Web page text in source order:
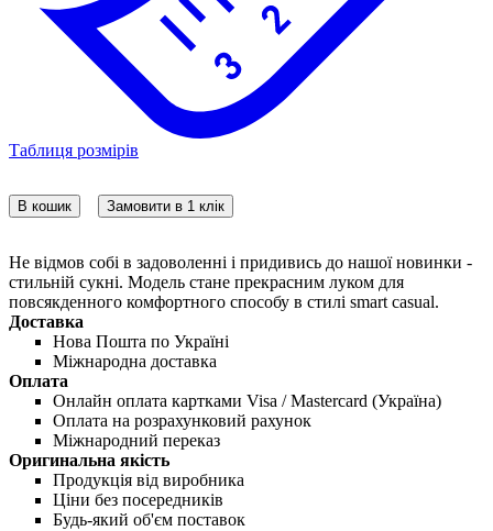
Таблиця розмірів
В кошик Замовити в 1 клік
Не відмов собі в задоволенні і придивись до нашої новинки -
стильній сукні. Модель стане прекрасним луком для
повсякденного комфортного способу в стилі smart casual.
Доставка
Нова Пошта по Україні
Міжнародна доставка
Оплата
Онлайн оплата картками Visa / Mastercard (Україна)
Оплата на розрахунковий рахунок
Міжнародний переказ
Оригинальна якість
Продукція від виробника
Ціни без посередників
Будь-який об'єм поставок